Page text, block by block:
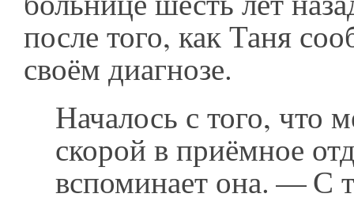
после того, как Таня
своём диагнозе.
Началось с того, что
скорой в приёмное
вспоминает она. — С